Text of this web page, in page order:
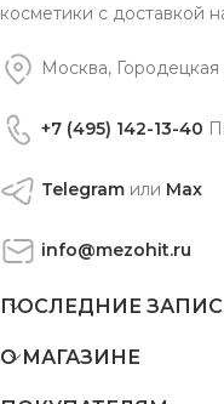
косметики с доставкой
Москва, Городецкая
+7 (495) 142-13-40
Telegram или Max
info@mezohit.ru
ПОСЛЕДНИЕ
О МАГАЗИНЕ